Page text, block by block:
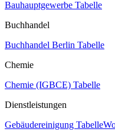
Bauhauptgewerbe Tabelle
Buchhandel
Buchhandel Berlin Tabelle
Chemie
Chemie (IGBCE) Tabelle
Dienstleistungen
Gebäudereinigung Tabelle